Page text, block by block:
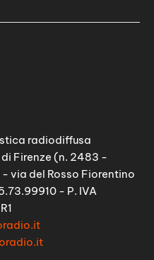
radiodiffusa
Firenze (n. 2483 -
via del Rosso Fiorentino
- P. IVA